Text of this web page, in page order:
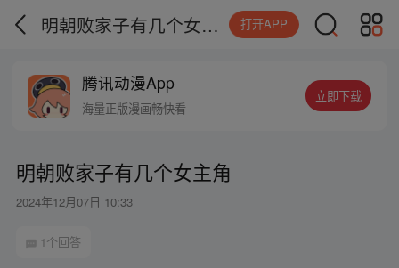
明朝败家子有几个女主角 打开APP
腾讯动漫App
海量正版漫画畅快看
立即下载
明朝败家子有几个女主角
2024年12月07日 10:33
1个回答